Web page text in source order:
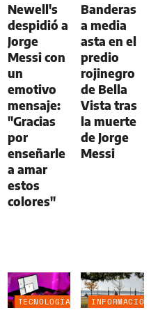
Newell's
despidió a
Jorge
Messi con
un
emotivo
mensaje:
"Gracias
por
enseñarle
a amar
estos
colores"
Banderas
a media
asta en el
predio
rojinegro
de Bella
Vista tras
la muerte
de Jorge
Messi
TECNOLOGÍA
INFORMACIÓN